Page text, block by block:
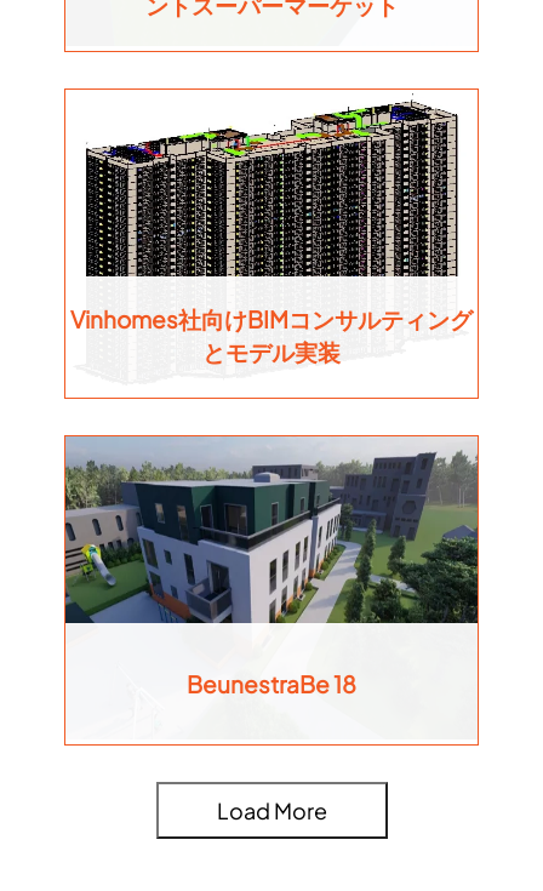
Vinhomes社向けBIMコンサルティング
とモデル実装
BeunestraBe 18
Load More